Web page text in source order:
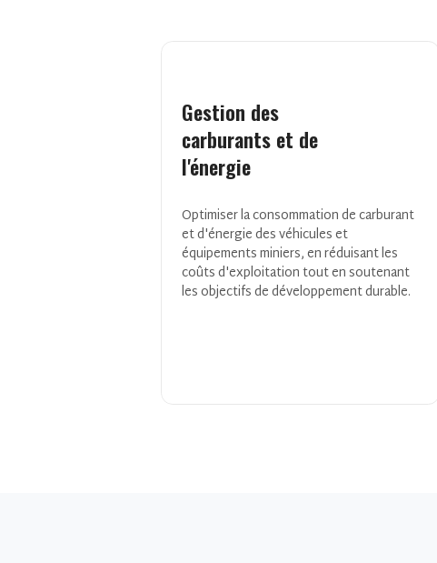
Gestion des
carburants et de
l'énergie
Optimiser la consommation de carburant
et d'énergie des véhicules et
équipements miniers, en réduisant les
coûts d'exploitation tout en soutenant
les objectifs de développement durable.